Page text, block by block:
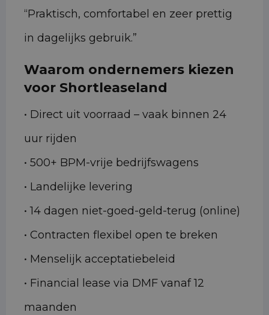
“Praktisch, comfortabel en zeer prettig
in dagelijks gebruik.”
Waarom ondernemers kiezen
voor Shortleaseland
• Direct uit voorraad – vaak binnen 24
uur rijden
• 500+ BPM-vrije bedrijfswagens
• Landelijke levering
• 14 dagen niet-goed-geld-terug (online)
• Contracten flexibel open te breken
• Menselijk acceptatiebeleid
• Financial lease via DMF vanaf 12
maanden